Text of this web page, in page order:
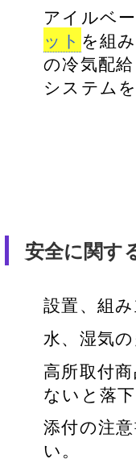
アイルベ
ット を組
の冷気配
システム
安全に関す
設置、組
水、湿気
高所取付
ないと落
添付の注
い。